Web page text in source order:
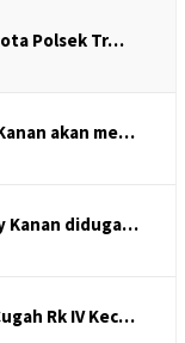
Polsek Tr…
akan me…
Kanan diduga…
Rk IV Kec…